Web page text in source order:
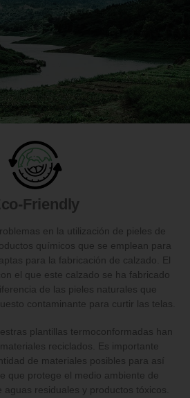
Friendly
en la utilización de pieles de
químicos que se emplean para
para la fabricación de calzado. El
el que este calzado se ha fabricado
de las pieles naturales que
contaminante para curtir las telas.
plantillas termoconformadas han
reciclados. Es importante
de materiales posibles para así
que protege el medio ambiente de
residuales y productos tóxicos.